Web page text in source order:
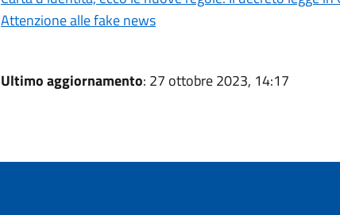
Attenzione alle fake news
Ultimo aggiornamento: 27 ottobre 2023, 14:17